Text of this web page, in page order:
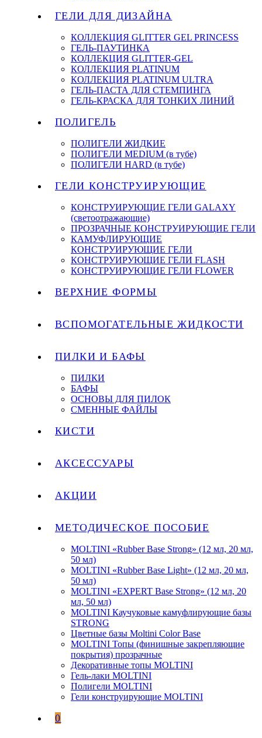
ГЕЛИ ДЛЯ ДИЗАЙНА
КОЛЛЕКЦИЯ GLITTER GEL PRINCESS
ГЕЛЬ-ПАУТИНКА
КОЛЛЕКЦИЯ GLITTER-GEL
КОЛЛЕКЦИЯ PLATINUM
КОЛЛЕКЦИЯ PLATINUM ULTRA
ГЕЛЬ-ПАСТА ДЛЯ СТЕМПИНГА
ГЕЛЬ-КРАСКА ДЛЯ ТОНКИХ ЛИНИЙ
ПОЛИГЕЛЬ
ПОЛИГЕЛИ ЖИДКИЕ
ПОЛИГЕЛИ MEDIUM (в тубе)
ПОЛИГЕЛИ HARD (в тубе)
ГЕЛИ КОНСТРУИРУЮЩИЕ
КОНСТРУИРУЮЩИЕ ГЕЛИ GALAXY
(светоотражающие)
ПРОЗРАЧНЫЕ КОНСТРУИРУЮЩИЕ ГЕЛИ
КАМУФЛИРУЮЩИЕ
КОНСТРУИРУЮЩИЕ ГЕЛИ
КОНСТРУИРУЮЩИЕ ГЕЛИ FLASH
КОНСТРУИРУЮЩИЕ ГЕЛИ FLOWER
ВЕРХНИЕ ФОРМЫ
ВСПОМОГАТЕЛЬНЫЕ ЖИДКОСТИ
ПИЛКИ И БАФЫ
ПИЛКИ
БАФЫ
ОСНОВЫ ДЛЯ ПИЛОК
СМЕННЫЕ ФАЙЛЫ
КИСТИ
АКСЕССУАРЫ
АКЦИИ
МЕТОДИЧЕСКОЕ ПОСОБИЕ
MOLTINI «Rubber Base Strong» (12 мл, 20 мл,
50 мл)
MOLTINI «Rubber Base Light» (12 мл, 20 мл,
50 мл)
MOLTINI «EXPERT Base Strong» (12 мл, 20
мл, 50 мл)
MOLTINI Каучуковые камуфлирующие базы
STRONG
Цветные базы Moltini Color Base
MOLTINI Топы (финишные закрепляющие
покрытия) прозрачные
Декоративные топы MOLTINI
Гель-лаки MOLTINI
Полигели MOLTINI
Гели конструирующие MOLTINI
0